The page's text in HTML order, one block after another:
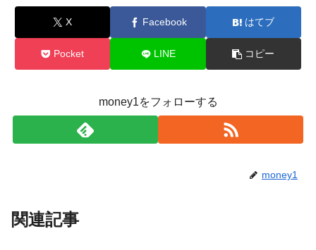
X Facebook はてブ
Pocket LINE コピー
money1をフォローする
money1
関連記事